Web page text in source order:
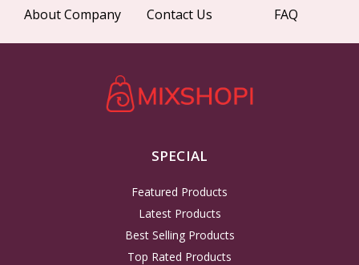
About Company Contact Us FAQ
SPECIAL
Featured Products
Latest Products
Best Selling Products
Top Rated Products